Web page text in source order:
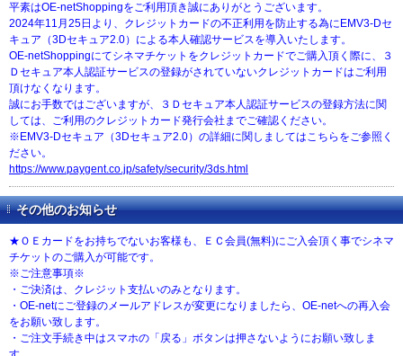
平素はOE-netShoppingをご利用頂き誠にありがとうございます。
2024年11月25日より、クレジットカードの不正利用を防止する為にEMV3-Dセ
キュア（3Dセキュア2.0）による本人確認サービスを導入いたします。
OE-netShoppingにてシネマチケットをクレジットカードでご購入頂く際に、３
Ｄセキュア本人認証サービスの登録がされていないクレジットカードはご利用
頂けなくなります。
誠にお手数ではございますが、３Ｄセキュア本人認証サービスの登録方法に関
しては、ご利用のクレジットカード発行会社までご確認ください。
※EMV3-Dセキュア（3Dセキュア2.0）の詳細に関しましてはこちらをご参照く
ださい。
https://www.paygent.co.jp/safety/security/3ds.html
その他のお知らせ
★ＯＥカードをお持ちでないお客様も、ＥＣ会員(無料)にご入会頂く事でシネマ
チケットのご購入が可能です。
※ご注意事項※
・ご決済は、クレジット支払いのみとなります。
・OE-netにご登録のメールアドレスが変更になりましたら、OE-netへの再入会
をお願い致します。
・ご注文手続き中はスマホの「戻る」ボタンは押さないようにお願い致しま